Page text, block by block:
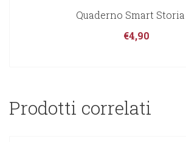
Quaderno Smart Storia
€4,90
Prodotti correlati